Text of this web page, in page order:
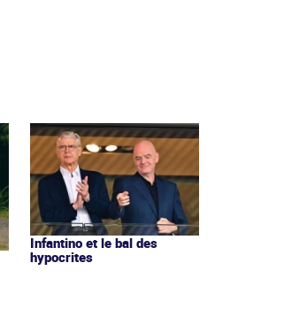
Infantino et le bal des
hypocrites